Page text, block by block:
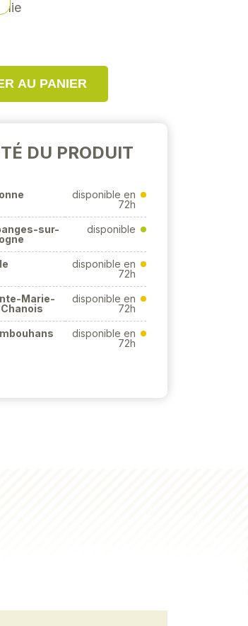
AU PANIER
DU PRODUIT
disponible en
72h
sur-
disponible
disponible en
72h
Marie-
disponible en
72h
disponible en
72h